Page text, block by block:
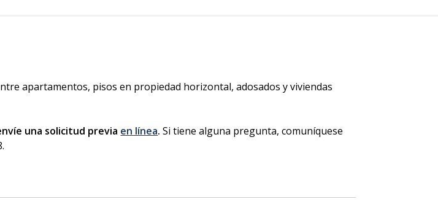
apartamentos, pisos en propiedad horizontal, adosados y viviendas
una solicitud previa en línea. Si tiene alguna pregunta, comuníquese